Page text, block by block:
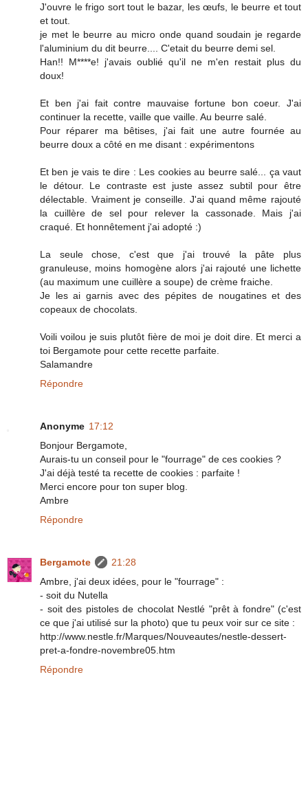
J'ouvre le frigo sort tout le bazar, les œufs, le beurre et tout
et tout.
je met le beurre au micro onde quand soudain je regarde
l'aluminium du dit beurre.... C'etait du beurre demi sel.
Han!! M****e! j'avais oublié qu'il ne m'en restait plus du
doux!
Et ben j'ai fait contre mauvaise fortune bon coeur. J'ai
continuer la recette, vaille que vaille. Au beurre salé.
Pour réparer ma bêtises, j'ai fait une autre fournée au
beurre doux a côté en me disant : expérimentons
Et ben je vais te dire : Les cookies au beurre salé... ça vaut
le détour. Le contraste est juste assez subtil pour être
délectable. Vraiment je conseille. J'ai quand même rajouté
la cuillère de sel pour relever la cassonade. Mais j'ai
craqué. Et honnêtement j'ai adopté :)
La seule chose, c'est que j'ai trouvé la pâte plus
granuleuse, moins homogène alors j'ai rajouté une lichette
(au maximum une cuillère a soupe) de crème fraiche.
Je les ai garnis avec des pépites de nougatines et des
copeaux de chocolats.
Voili voilou je suis plutôt fière de moi je doit dire. Et merci a
toi Bergamote pour cette recette parfaite.
Salamandre
Répondre
Anonyme 17:12
Bonjour Bergamote,
Aurais-tu un conseil pour le "fourrage" de ces cookies ?
J'ai déjà testé ta recette de cookies : parfaite !
Merci encore pour ton super blog.
Ambre
Répondre
Bergamote
21:28
Ambre, j'ai deux idées, pour le "fourrage" :
- soit du Nutella
- soit des pistoles de chocolat Nestlé "prêt à fondre" (c'est
ce que j'ai utilisé sur la photo) que tu peux voir sur ce site :
http://www.nestle.fr/Marques/Nouveautes/nestle-dessert-
pret-a-fondre-novembre05.htm
Répondre